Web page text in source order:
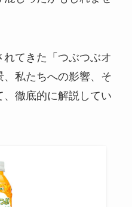
てきた「つぶつぶオ
私たちへの影響、そ
、徹底的に解説してい